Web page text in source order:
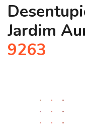
Jardim
9263